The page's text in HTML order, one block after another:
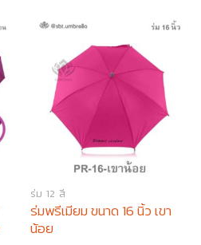
ร่ม 12 สี
ร่มพรีเมียม ขนาด 16 นิ้ว เขา
น้อย